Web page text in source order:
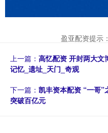
盈亚配资提示
上一篇： 高忆配资 开封两大文
记忆_遗址_天门_奇观
下一篇： 凯丰资本配资 “一哥
突破百亿元